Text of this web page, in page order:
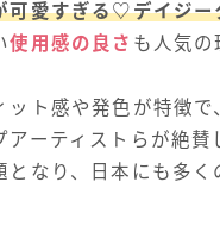
可愛すぎる♡デイジー
使用感の良さ も人気の
ット感や発色が特徴
アーティストらが絶賛
となり、日本にも多く